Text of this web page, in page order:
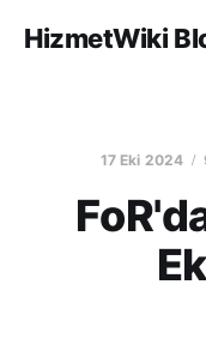
HizmetWiki
17 Eki 2024